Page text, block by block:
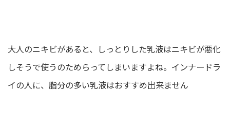
大人のニキビがあると、しっとりした乳液はニキビが悪化
しそうで使うのためらってしまいますよね。インナードラ
イの人に、脂分の多い乳液はおすすめ出来ません